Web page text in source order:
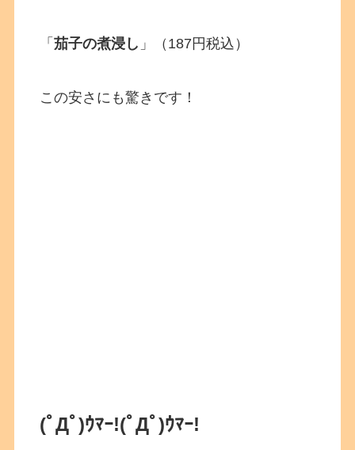
「茄子の煮浸し 」（187円税込）
この安さにも驚きです！
(ﾟДﾟ)ｳﾏｰ!(ﾟДﾟ)ｳﾏｰ!